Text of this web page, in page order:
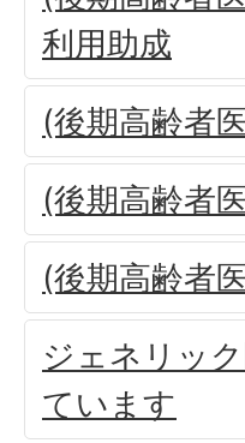
利用助成
(後期高齢者
(後期高齢者
(後期高齢者
ジェネリッ
ています